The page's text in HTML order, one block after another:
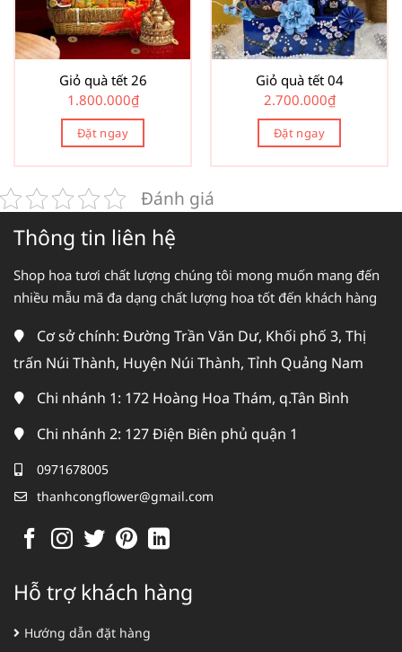
Giỏ quà tết 26
1.800.000₫
Đặt ngay
Giỏ quà tết 04
2.700.000₫
Đặt ngay
Đánh giá
Thông tin liên hệ
Shop hoa tươi chất lượng chúng tôi mong muốn mang đến
nhiều mẫu mã đa dạng chất lượng hoa tốt đến khách hàng
Cơ sở chính: Đường Trần Văn Dư, Khối phố 3, Thị
trấn Núi Thành, Huyện Núi Thành, Tỉnh Quảng Nam
Chi nhánh 1: 172 Hoàng Hoa Thám, q.Tân Bình
Chi nhánh 2: 127 Điện Biên phủ quận 1
0971678005
thanhcongflower@gmail.com
Hỗ trợ khách hàng
Hướng dẫn đặt hàng